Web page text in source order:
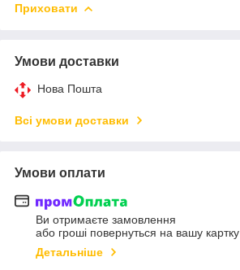
Приховати
Умови доставки
Нова Пошта
Всі умови доставки
Умови оплати
Ви отримаєте замовлення
або гроші повернуться на вашу картку
Детальніше